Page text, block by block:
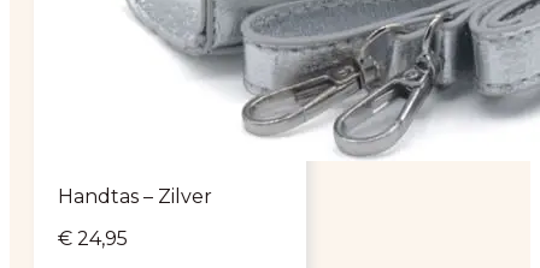
Handtas – Zilver
€ 24,95